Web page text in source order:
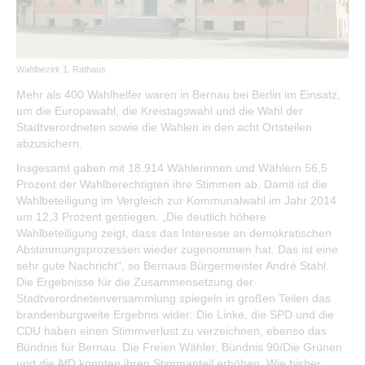
Öffentliche Auslegungen
Stadtverwaltung
Wahlbezirk 1, Rathaus
Mehr als 400 Wahlhelfer waren in Bernau bei Berlin im Einsatz,
um die Europawahl, die Kreistagswahl und die Wahl der
Stadtverordneten sowie die Wahlen in den acht Ortsteilen
abzusichern.
Insgesamt gaben mit 18.914 Wählerinnen und Wählern 56,5
Prozent der Wahlberechtigten ihre Stimmen ab. Damit ist die
Wahlbeteiligung im Vergleich zur Kommunalwahl im Jahr 2014
um 12,3 Prozent gestiegen. „Die deutlich höhere
Wahlbeteiligung zeigt, dass das Interesse an demokratischen
Abstimmungsprozessen wieder zugenommen hat. Das ist eine
sehr gute Nachricht“, so Bernaus Bürgermeister André Stahl.
Die Ergebnisse für die Zusammensetzung der
Stadtverordnetenversammlung spiegeln in großen Teilen das
brandenburgweite Ergebnis wider: Die Linke, die SPD und die
CDU haben einen Stimmverlust zu verzeichnen, ebenso das
Bündnis für Bernau. Die Freien Wähler, Bündnis 90/Die Grünen